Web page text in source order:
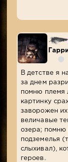
В детстве я
за днем
помню племя
картинку
заворожен
величавые
озера; помню
подземелья
слыхивал),
героев.